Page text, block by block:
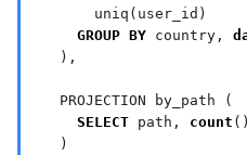
uniq(user_id)
GROUP BY country,
),
PROJECTION by_path
(
SELECT path, count ()
)